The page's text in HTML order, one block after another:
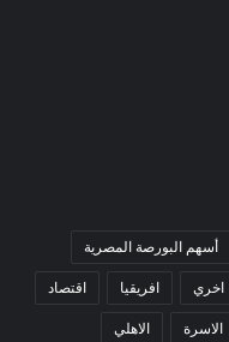
أسهم البورصة المصرية
اخري افريقيا اقتصاد
الاسرة الاهلي